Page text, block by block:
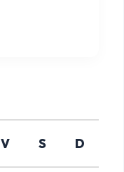
V S D